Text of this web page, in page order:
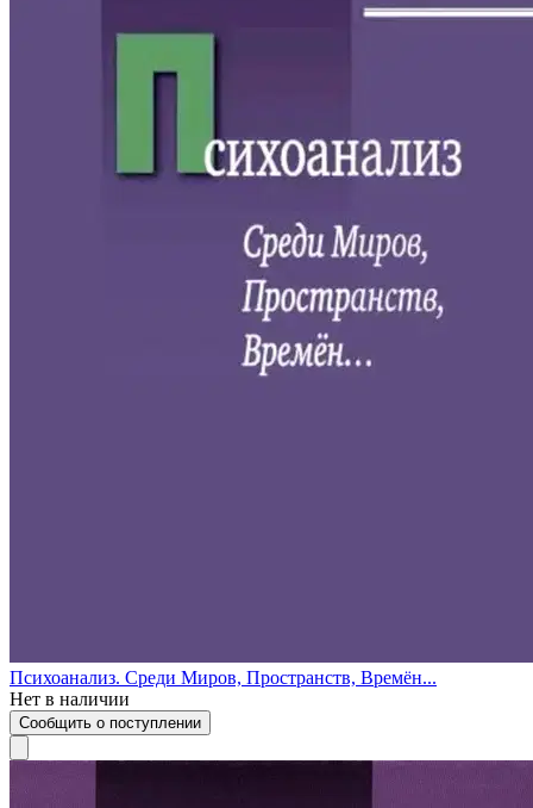
Психоанализ. Среди Миров, Пространств, Времён...
Нет в наличии
Сообщить о поступлении